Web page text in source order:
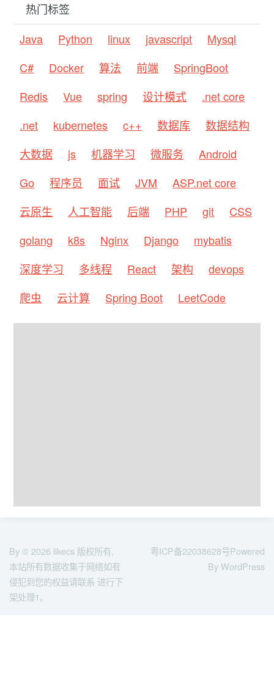
热门标签
Java
Python linux javascript
Mysql
C#
Docker 算法 前端
SpringBoot
Redis
Vue spring 设计模式
.net core
.net
kubernetes c++ 数据库
数据结构
大数据
js 机器学习 微服务
Android
Go
程序员 面试 JVM
ASP.net core
云原生
人工智能 后端 PHP git
CSS
golang
k8s Nginx Django
mybatis
深度学习
多线程 React 架构
devops
爬虫
云计算 Spring Boot LeetCode
By © 2026 likecs 版权所有,
本站所有数据收集于网络如有
侵犯到您的权益请联系 进行下
架处理1。
粤ICP备22038628号Powered
By WordPress